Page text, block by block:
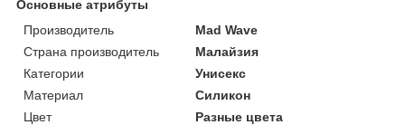
Основные атрибуты
Производитель
Mad Wave
Страна производитель
Малайзия
Категории
Унисекс
Материал
Силикон
Цвет
Разные цвета